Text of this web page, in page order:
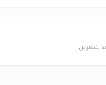
شهرين